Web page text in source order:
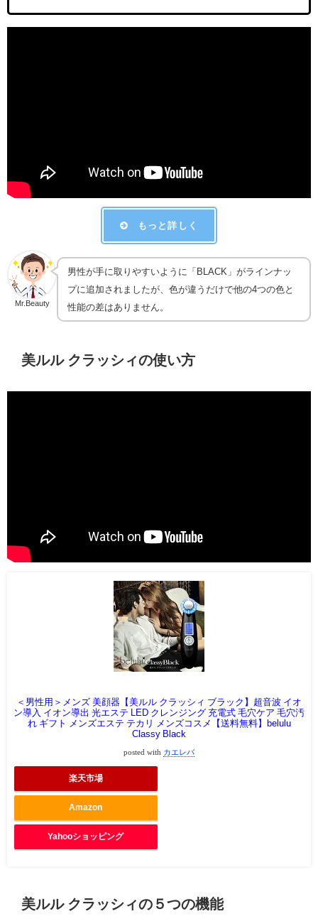
もっと詳しく
Mr.Beauty
男性が手に取りやすいように「BLACK」がラインナッ
プに追加されましたが、色が違うだけで他の4つの色と
性能の差はありません。
美ルル クラッシィの使い方
＜男性用＞メンズ 美顔器【美ルル クラッシィ ブラック】超音波 イオ
ン導入 イオン導出 光エステ LED クレンジング 充電式 毛穴ケア 毛穴汚
れ ギフト メンズエステ テカリ メンズコスメ【送料無料】belulu
Classy Black
posted with カエレバ
楽天市場
Amazon
Yahooショッピング
美ルル クラッシィの５つの機能